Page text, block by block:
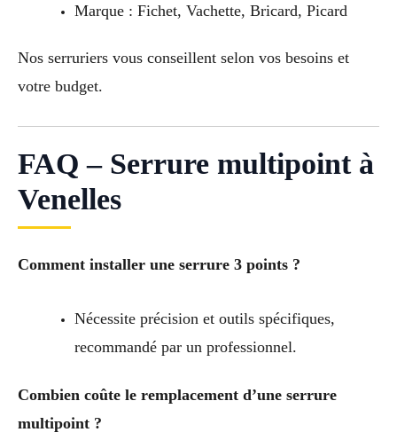
Marque : Fichet, Vachette, Bricard, Picard
Nos serruriers vous conseillent selon vos besoins et
votre budget.
FAQ – Serrure multipoint à
Venelles
Comment installer une serrure 3 points ?
Nécessite précision et outils spécifiques,
recommandé par un professionnel.
Combien coûte le remplacement d’une serrure
multipoint ?